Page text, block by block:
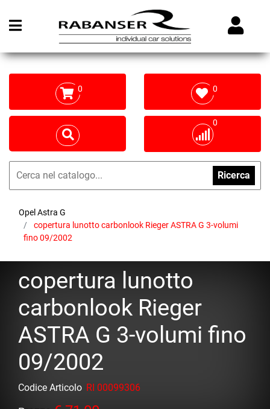
Open menu
0 0
0
Ricerca
Opel Astra G
copertura lunotto carbonlook Rieger ASTRA G 3-volumi
fino 09/2002
copertura lunotto
carbonlook Rieger
ASTRA G 3-volumi fino
09/2002
Codice Articolo RI 00099306